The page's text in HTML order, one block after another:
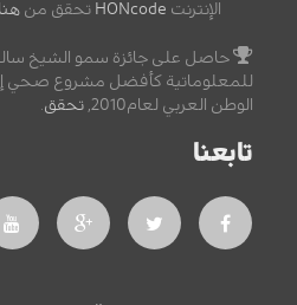
الإنترنت HONcode تحقق من هنا
حاصل على جائزة سمو الشيخ
للمعلوماتية كأفضل مشروع صحي
الوطن العربي لعام2010,
تحقق
تابعنا